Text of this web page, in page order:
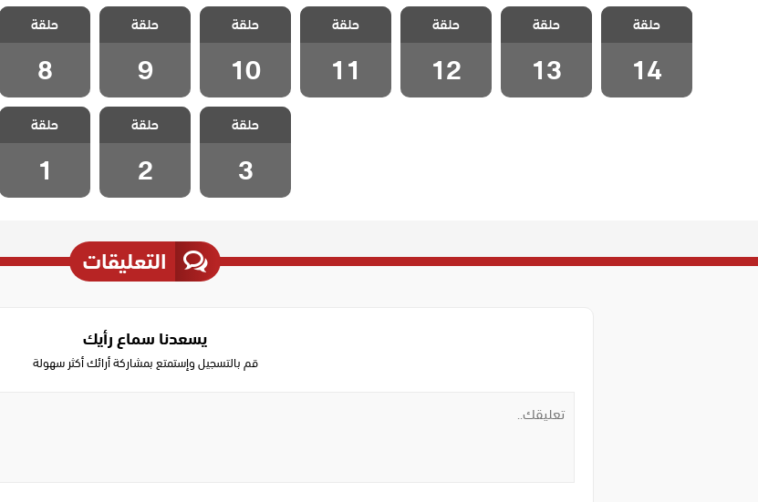
مسلسل ياسمين
مدبلج الحلقة 14
حلقة
14
مسلسل ياسمين
مدبلج الحلقة 13
حلقة
13
مسلسل ياسمين
مدبلج الحلقة 12
حلقة
12
مسلسل ياسمين
مدبلج الحلقة 11
حلقة
11
مسلسل ياسمين
مدبلج الحلقة 10
حلقة
10
مسلسل ياسمين
مدبلج الحلقة 9
حلقة
9
مسلسل ياسمين
مدبلج الحلقة 8
حلقة
8
مسلسل ياسمين
مدبلج الحلقة 3
حلقة
3
مسلسل ياسمين
مدبلج الحلقة 2
حلقة
2
مسلسل ياسمين
مدبلج الحلقة 1
حلقة
1
التعليقات
يسعدنا سماع رأيك
قم بالتسجيل وإستمتع بمشاركة أرائك أكثر سهولة